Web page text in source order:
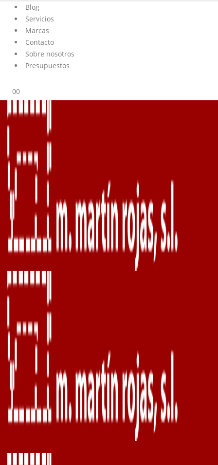
Blog
Servicios
Marcas
Contacto
Sobre nosotros
Presupuestos
00